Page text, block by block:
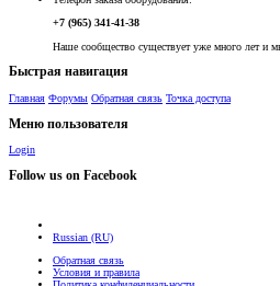
+7 (965) 341-41-38
Наше сообщество существует уже много лет и
Быстрая навигация
Главная Форумы Обратная связь Точка доступа
Меню пользователя
Login
Follow us on Facebook
Russian (RU)
Обратная связь
Условия и правила